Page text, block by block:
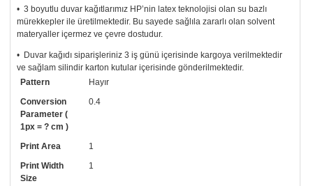
• 3 boyutlu duvar kağıtlarımız HP’nin latex teknolojisi olan su bazlı
mürekkepler ile üretilmektedir. Bu sayede sağlıla zararlı olan solvent
materyaller içermez ve çevre dostudur.
• Duvar kağıdı siparişleriniz 3 iş günü içerisinde kargoya verilmektedir
ve sağlam silindir karton kutular içerisinde gönderilmektedir.
• Tutkalınız, siparişiniz ile birlikte ücretsiz olarak gönderilecektir.
Uygulaması standart duvar kağıdı ile aynıdır. Siparişiniz ile birlikte
uygulama kılavuzu da gönderilecektir.
• Resimli duvar kağıdı modelinizi siyah beyaz renklerde istiyorsanız bizi
arayıp talebinizi iletebilirsiniz.
• Görselde düzenleme yaptırmak istiyorsanız yine bize telefon
numaramızdan ulaşabilirsiniz.
Pattern
Hayır
Conversion
Parameter (
1px = ? cm )
0.4
Print Area
1
Print Width
Size
1